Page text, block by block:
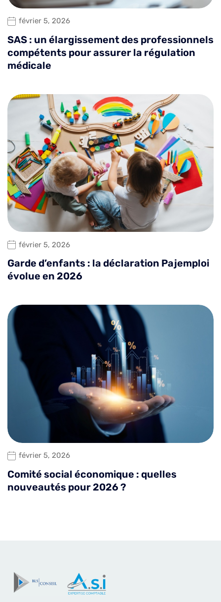
février 5, 2026
SAS : un élargissement des professionnels
compétents pour assurer la régulation
médicale
février 5, 2026
Garde d’enfants : la déclaration Pajemploi
évolue en 2026
février 5, 2026
Comité social économique : quelles
nouveautés pour 2026 ?